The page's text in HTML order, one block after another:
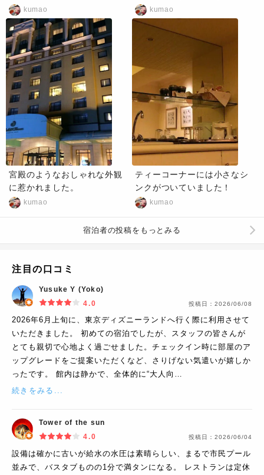
kumao
宮殿のようなおしゃれな外観
に惹かれました。
kumao
ールームも◎
kumao
ティーコーナーには小さなシ
ンクがついていました！
kumao
宿泊者の投稿をもっとみる
注目の口コミ
Yusuke Y (Yoko)
4.0
投稿日： 2026/06/08
2026年6月上旬に、東京ディズニーランドへ行く際に利用させて
いただきました。 初めての宿泊でしたが、スタッフの皆さんが
とても親切で心地よく過ごせました。チェックイン時に部屋のア
ップグレードをご提案いただくなど、さりげない気遣いが嬉しか
ったです。 館内は静かで、全体的に“大人向…
続きをみる...
Tower of the sun
4.0
投稿日： 2026/06/04
設備は確かに古いが給水の水圧は素晴らしい、まるで市民プール
並みで、バスタブものの1分で満タンになる。 レストランは定休